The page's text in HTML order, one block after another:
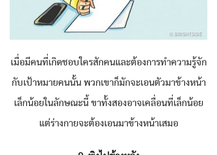
เมื่อมีคนที่เกิดชอบใครสักคนและต้องการทำความรู้จัก
กับเป้าหมายคนนั้น พวกเขาก็มักจะเอนตัวมาข้างหน้า
เล็กน้อยในลักษณะนี้ ขาทั้งสองอาจเคลื่อนที่เล็กน้อย
แต่ร่างกายจะต้องเอนมาข้างหน้าเสมอ